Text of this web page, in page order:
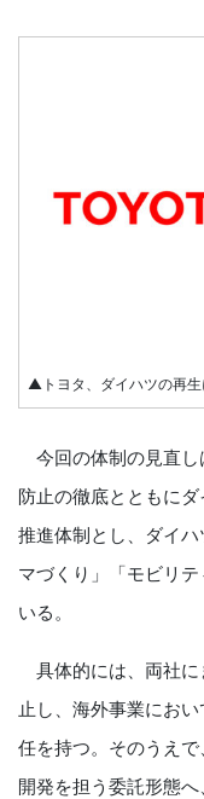
▲トヨタ、ダイハツの再
今回の体制の見直し
防止の徹底とともに
推進体制とし、ダイ
マづくり」「モビリ
いる。
具体的には、両社に
止し、海外事業にお
任を持つ。そのうえ
開発を担う委託形態